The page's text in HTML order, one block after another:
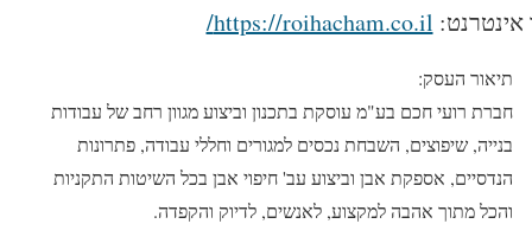
https://roihacham.co.il/
תיאור העסק:
חברת רועי חכם בע"מ עוסקת בתכנון וביצוע מגוון רחב של עבודות
בנייה, שיפוצים, השבחת נכסים למגורים וחללי עבודה, פתרונות
הנדסיים, אספקת אבן וביצוע עב' חיפוי אבן בכל השיטות התקניות
והכל מתוך אהבה למקצוע, לאנשים, לדיוק והקפדה.